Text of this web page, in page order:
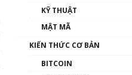
Blockchain
KỸ THUẬT
MẬT MÃ
KIẾN THỨC CƠ BẢN
BITCOIN